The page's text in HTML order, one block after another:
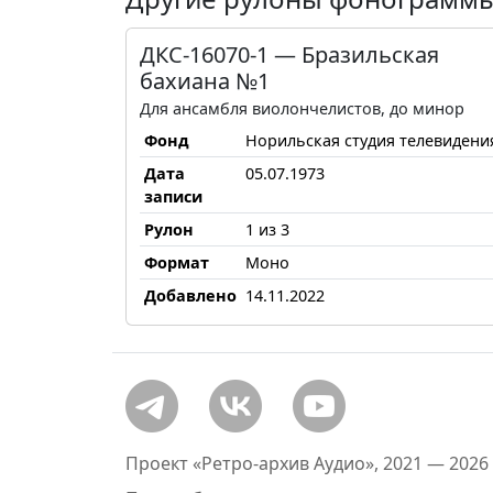
ДКС-16070-1 — Бразильская
бахиана №1
Для ансамбля виолончелистов, до минор
Фонд
Норильская студия
Дата
записи
05.07.1973
Рулон
1 из 3
Формат
Моно
Добавлено 14.11.2022
Проект «Ретро-архив Аудио», 2021 — 2026